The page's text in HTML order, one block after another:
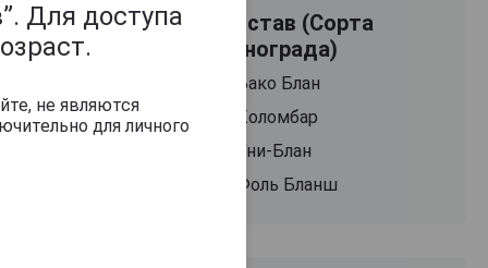
Cles des Ducs
Millesime 1985 years
Арманьяк Кле де
Дюк Миллезим
1985г 0.7л в
Состав (Сорта
винограда)
Бако Блан
Коломбар
Уни-Блан
Фоль Бланш
Для доступа
не являются
для личного